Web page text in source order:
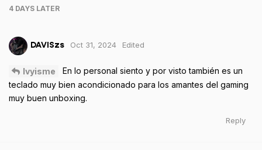
4 DAYS LATER
DAVISzs Oct 31, 2024 Edited
Ivyisme
En lo personal siento y por visto también es un
teclado muy bien acondicionado para los amantes del gaming
muy buen unboxing.
Reply